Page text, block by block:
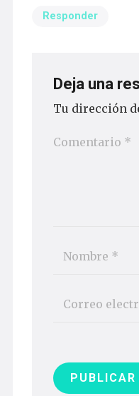
Responder
Deja una
Tu dirección